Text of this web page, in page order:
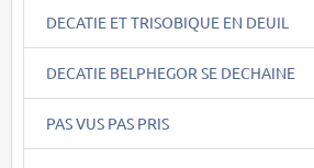
DECATIE ET TRISOBIQUE EN DEUIL
DECATIE BELPHEGOR SE DECHAINE
PAS VUS PAS PRIS